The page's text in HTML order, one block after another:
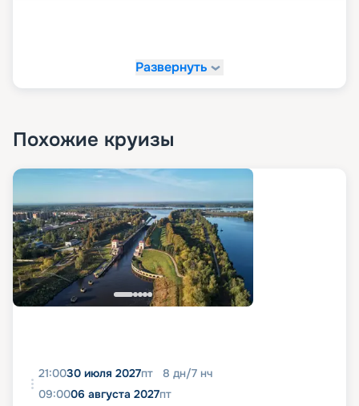
Развернуть
Похожие круизы
21:0030 июля 2027пт 8 дн/7 нч
09:0006 августа 2027пт